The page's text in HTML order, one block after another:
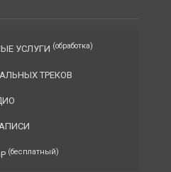
УСЛУГИ (обработка)
ТРЕКОВ
(бесплатный)